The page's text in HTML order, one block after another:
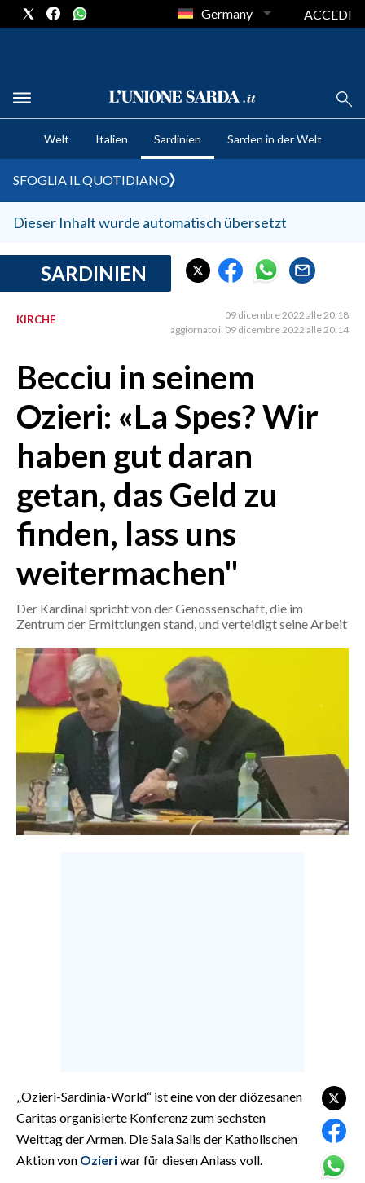
CRONACA SARDEGNA
CAGLIARI
SULCIS IGLESIENTE
MEDIO CAMPIDANO
SASSARI E PROVINCIA
GALLURA
NUORO E PROVINCIA
CRONACA
ITALIA
MONDO
POLITICA
ECONOMIA
SERVIZI ALLE IMPRESE
BANDI
SPORT IN SARDEGNA
SPORT
RISULTATI E CLASSIFICHE
CALCIO
CALCIO REGIONALE
BASKET
VOLLEY
EVENTI
#CARAUNIONE
Germany ACCEDI
Welt Italien Sardinien Sarden in der Welt
SFOGLIA IL QUOTIDIANO
Dieser Inhalt wurde automatisch übersetzt
SARDINIEN
KIRCHE
09 dicembre 2022 alle 20:18
aggiornato il 09 dicembre 2022 alle 20:14
Becciu in seinem
Ozieri: «La Spes? Wir
haben gut daran
getan, das Geld zu
finden, lass uns
weitermachen"
Der Kardinal spricht von der Genossenschaft, die im
Zentrum der Ermittlungen stand, und verteidigt seine Arbeit
„Ozieri-Sardinia-World“ ist eine von der diözesanen
Caritas organisierte Konferenz zum sechsten
Welttag der Armen. Die Sala Salis der Katholischen
Aktion von Ozieriwar für diesen Anlass voll.